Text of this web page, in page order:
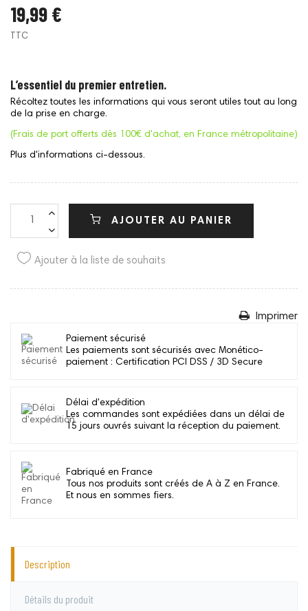
19,99 €
TTC
L’essentiel du premier entretien.
Récoltez toutes les informations qui vous seront utiles tout au long
de la prise en charge.
(Frais de port offerts dès 100€ d'achat, en France métropolitaine)
Plus d'informations ci-dessous.
AJOUTER AU PANIER
Ajouter à la liste de souhaits
Imprimer
Paiement sécurisé
Les paiements sont sécurisés avec Monético-
paiement : Certification PCI DSS / 3D Secure
Délai d'expédition
Les commandes sont expédiées dans un délai de
15 jours ouvrés suivant la réception du paiement.
Fabriqué en France
Tous nos produits sont créés de A à Z en France.
Et nous en sommes fiers.
Description
Détails du produit